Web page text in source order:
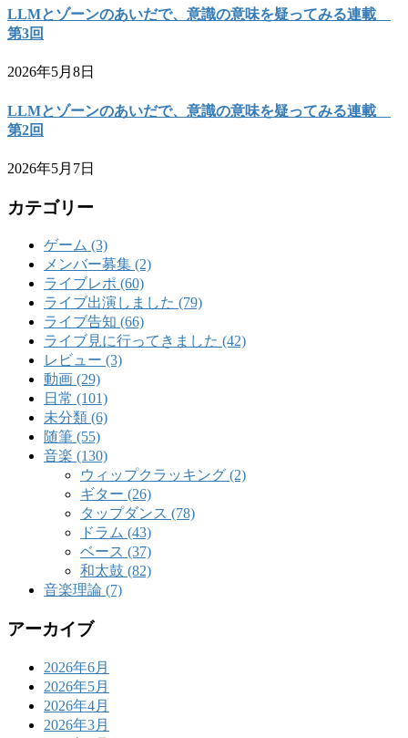
LLMとゾーンのあいだで、意識の意味を疑ってみる連載
第3回
2026年5月8日
LLMとゾーンのあいだで、意識の意味を疑ってみる連載
第2回
2026年5月7日
カテゴリー
ゲーム (3)
メンバー募集 (2)
ライブレポ (60)
ライブ出演しました (79)
ライブ告知 (66)
ライブ見に行ってきました (42)
レビュー (3)
動画 (29)
日常 (101)
未分類 (6)
随筆 (55)
音楽 (130)
ウィップクラッキング (2)
ギター (26)
タップダンス (78)
ドラム (43)
ベース (37)
和太鼓 (82)
音楽理論 (7)
アーカイブ
2026年6月
2026年5月
2026年4月
2026年3月